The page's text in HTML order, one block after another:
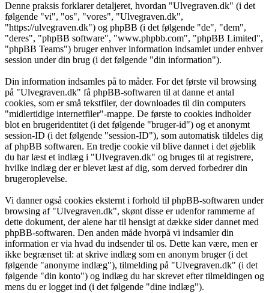
Denne praksis forklarer detaljeret, hvordan "Ulvegraven.dk" (i det
følgende "vi", "os", "vores", "Ulvegraven.dk",
"https://ulvegraven.dk") og phpBB (i det følgende "de", "dem",
"deres", "phpBB software", "www.phpbb.com", "phpBB Limited",
"phpBB Teams") bruger enhver information indsamlet under enhver
session under din brug (i det følgende "din information").
Din information indsamles på to måder. For det første vil browsing
på "Ulvegraven.dk" få phpBB-softwaren til at danne et antal
cookies, som er små tekstfiler, der downloades til din computers
"midlertidige internetfiler"-mappe. De første to cookies indholder
blot en brugeridentitet (i det følgende "bruger-id") og et anonymt
session-ID (i det følgende "session-ID"), som automatisk tildeles dig
af phpBB softwaren. En tredje cookie vil blive dannet i det øjeblik
du har læst et indlæg i "Ulvegraven.dk" og bruges til at registrere,
hvilke indlæg der er blevet læst af dig, som derved forbedrer din
brugeroplevelse.
Vi danner også cookies eksternt i forhold til phpBB-softwaren under
browsing af "Ulvegraven.dk", skønt disse er udenfor rammerne af
dette dokument, der alene har til hensigt at dække sider dannet med
phpBB-softwaren. Den anden måde hvorpå vi indsamler din
information er via hvad du indsender til os. Dette kan være, men er
ikke begrænset til: at skrive indlæg som en anonym bruger (i det
følgende "anonyme indlæg"), tilmelding på "Ulvegraven.dk" (i det
følgende "din konto") og indlæg du har skrevet efter tilmeldingen og
mens du er logget ind (i det følgende "dine indlæg").